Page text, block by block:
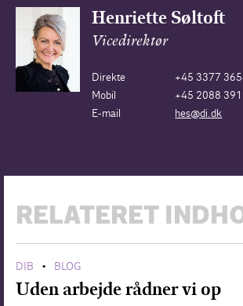
Henriette Søltoft
Vicedirektør
Direkte
+45 3377
Mobil
+45 2088
E-mail
hes@di.dk
RELATERET
DIB • BLOG
Uden arbejde rådner vi op